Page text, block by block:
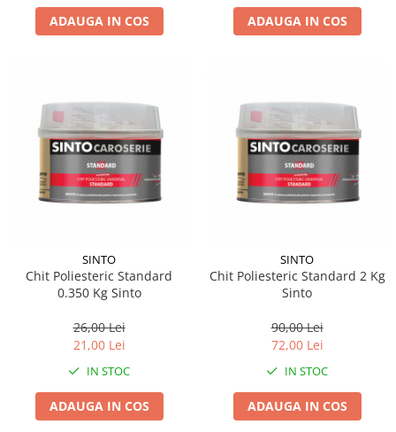
ADAUGA IN COS ADAUGA IN COS
SINTO
Chit Poliesteric Standard
0.350 Kg Sinto
26,00 Lei
21,00 Lei
IN STOC
ADAUGA IN COS
SINTO
Chit Poliesteric Standard 2 Kg
Sinto
90,00 Lei
72,00 Lei
IN STOC
ADAUGA IN COS